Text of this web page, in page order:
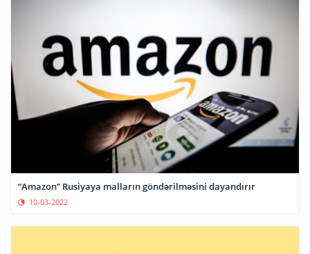
“Amazon” Rusiyaya malların göndərilməsini dayandırır
10-03-2022